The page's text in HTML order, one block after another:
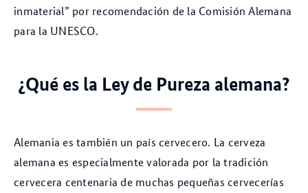
inmaterial” por recomendación de la Comisión Alemana
para la UNESCO.
¿Qué es la Ley de Pureza alemana?
Alemania es también un país cervecero. La cerveza
alemana es especialmente valorada por la tradición
cervecera centenaria de muchas pequeñas cervecerías